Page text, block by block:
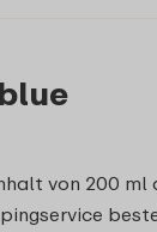
von 200 ml